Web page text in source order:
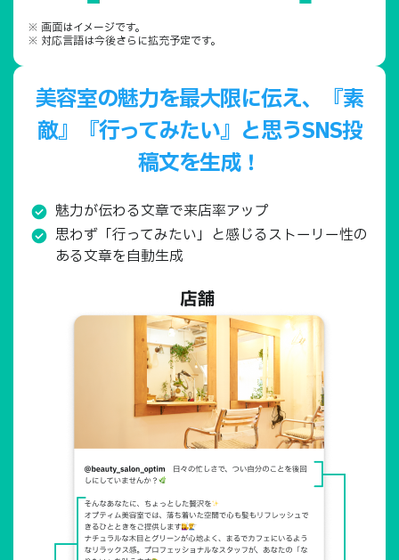
※ 画面はイメージです。
※ 対応言語は今後さらに拡充予定です。
美容室の魅力を最大限に伝え、
『素
敵』『行ってみたい』と思うSNS投
稿文を生成！
魅力が伝わる文章で来店率アップ
思わず「行ってみたい」と感じるストーリー性の
ある文章を自動生成